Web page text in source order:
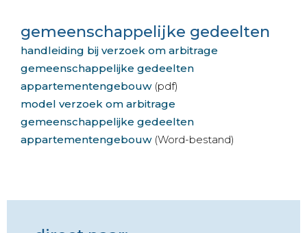
gemeenschappelijke gedeelten
handleiding bij verzoek om arbitrage
gemeenschappelijke gedeelten
appartementengebouw(pdf)
model verzoek om arbitrage
gemeenschappelijke gedeelten
appartementengebouw(Word-bestand)